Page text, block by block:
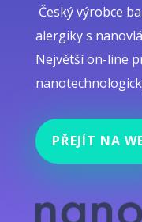
Český výrobce
alergiky s
Největší on-line
PŘEJÍT NA